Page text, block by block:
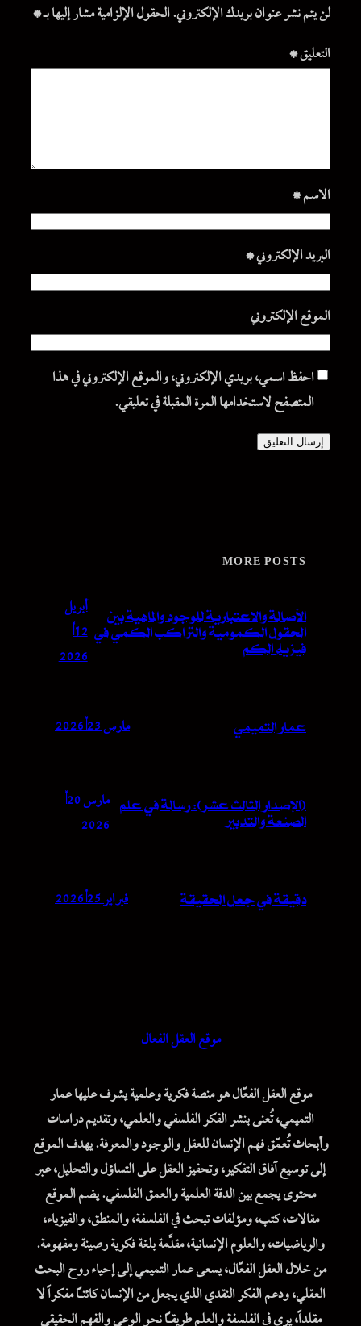
لن يتم نشر عنوان بريدك الإلكتروني.الحقول الإلزامية مشار إليها بـ*
التعليق*
الاسم*
البريد الإلكتروني*
الموقع الإلكتروني
احفظ اسمي، بريدي الإلكتروني، والموقع الإلكتروني في هذا
المتصفح لاستخدامها المرة المقبلة في تعليقي.
MORE POSTS
الأصالة والاعتبارية للوجود والماهية بين
الحقول الكمومية والتراكب الكمي في
فيزياء الكم
أبريل
12,
2026
عمار التميمي مارس 23, 2026
(الإصدار الثالث عشر): رسالة في علم
الصنعة والتدبير
مارس 20,
2026
دقيقة في جعل الحقيقة فبراير 25, 2026
موقع العقل الفعال
موقع العقل الفعّال هو منصة فكرية وعلمية يشرف عليها عمار
التميمي، تُعنى بنشر الفكر الفلسفي والعلمي، وتقديم دراسات
وأبحاث تُعمّق فهم الإنسان للعقل والوجود والمعرفة. يهدف الموقع
إلى توسيع آفاق التفكير، وتحفيز العقل على التساؤل والتحليل، عبر
محتوى يجمع بين الدقة العلمية والعمق الفلسفي. يضم الموقع
مقالات، كتب، ومؤلفات تبحث في الفلسفة، والمنطق، والفيزياء،
والرياضيات، والعلوم الإنسانية، مقدَّمة بلغة فكرية رصينة ومفهومة.
من خلال العقل الفعّال، يسعى عمار التميمي إلى إحياء روح البحث
العقلي، ودعم الفكر النقدي الذي يجعل من الإنسان كائناً مفكراً لا
مقلداً، يرى في الفلسفة والعلم طريقاً نحو الوعي والفهم الحقيقي